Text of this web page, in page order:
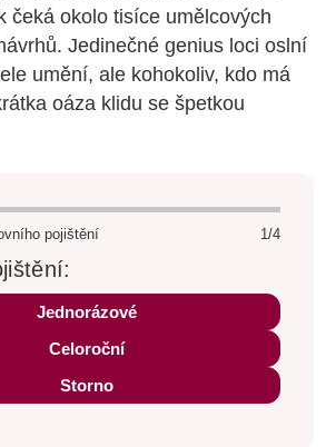
čeká okolo tisíce umělcových
Jedinečné genius loci oslní
umění, ale kohokoliv, kdo má
oáza klidu se špetkou
pojištění 1/4
Jednorázové
Celoroční
Storno